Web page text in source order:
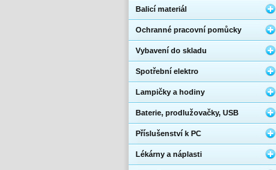
Balicí materiál
Ochranné pracovní pomůcky
Vybavení do skladu
Spotřební elektro
Lampičky a hodiny
Baterie, prodlužovačky, USB
Příslušenství k PC
Lékárny a náplasti